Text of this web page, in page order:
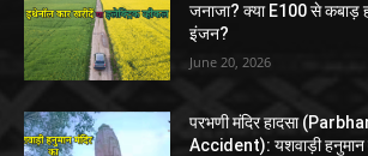
जनाजा? क्या E100 से कबाड़
इंजन?
June 20, 2026
परभणी मंदिर हादसा
Accident): यशवाड़ी हनुमान